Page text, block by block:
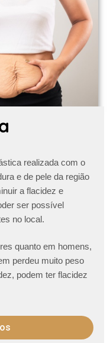
realizada com o
e de pele da região
a flacidez e
ser possível
no local.
quanto em homens,
perdeu muito peso
podem ter flacidez